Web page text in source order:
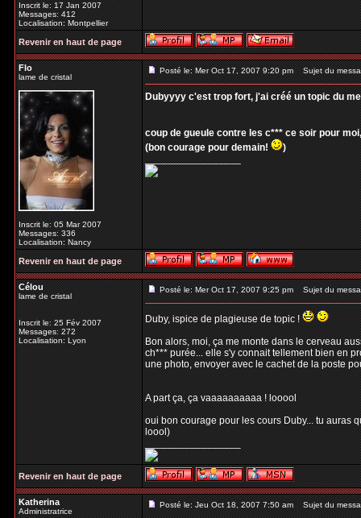
Inscrit le: 17 Jan 2007
Messages: 412
Localisation: Montpellier
Revenir en haut de page
Flo
lame de cristal
Inscrit le: 05 Mar 2007
Messages: 336
Localisation: Nancy
Posté le: Mer Oct 17, 2007 9:20 pm Sujet du
Dubyyyy c'est trop fort, j'ai créé un topic du
coup de gueule contre les c*** ce soir pour
(bon courage pour demain!
)
_________________
Revenir en haut de page
Célou
lame de cristal
Inscrit le: 25 Fév 2007
Messages: 272
Localisation: Lyon
Posté le: Mer Oct 17, 2007 9:25 pm Sujet du
Duby, ispice de plagieuse de topic !
Bon alors, moi, ça me monte dans le cerveau
ch*** purée... elle s'y connait tellement bien en
une photo, envoyer avec le cachet de la poste
A part ça, ça vaaaaaaaaaa ! looool
oui bon courage pour les cours Duby... tu auras
loool)
_________________
Revenir en haut de page
Katherina
Administratrice
Posté le: Jeu Oct 18, 2007 7:50 am Sujet du